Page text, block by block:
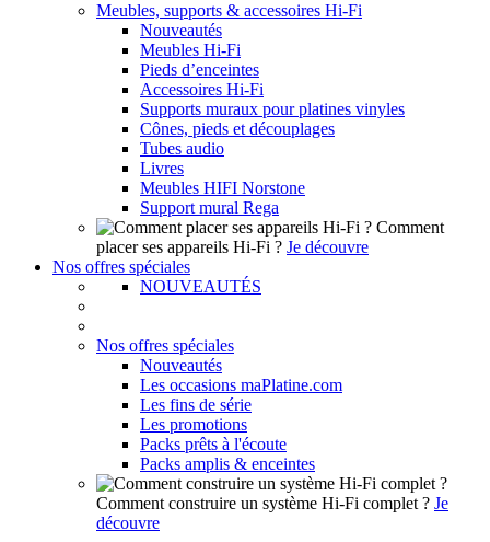
Meubles, supports & accessoires Hi-Fi
Nouveautés
Meubles Hi-Fi
Pieds d’enceintes
Accessoires Hi-Fi
Supports muraux pour platines vinyles
Cônes, pieds et découplages
Tubes audio
Livres
Meubles HIFI Norstone
Support mural Rega
Comment
placer ses appareils Hi-Fi ? Je découvre
Nos offres spéciales
NOUVEAUTÉS
Nos offres spéciales
Nouveautés
Les occasions maPlatine.com
Les fins de série
Les promotions
Packs prêts à l'écoute
Packs amplis & enceintes
Comment construire un système Hi-Fi complet ? Je
découvre